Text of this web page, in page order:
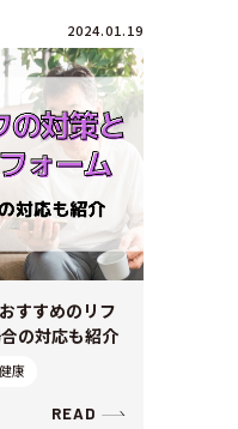
2024.01.19
すすめのリフ
の対応も紹介
康
READ